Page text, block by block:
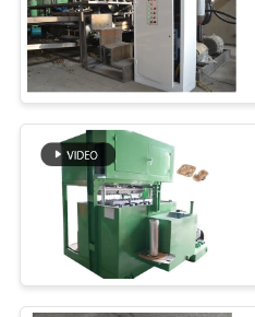
ΠΟΛΙΤΙΚΉ
ΑΠΟΡΡΉΤΟΥ